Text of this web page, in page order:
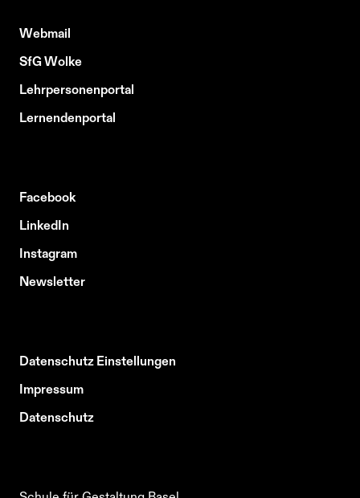
Webmail
SfG Wolke
Lehrpersonenportal
Lernendenportal
Facebook
LinkedIn
Instagram
Newsletter
Datenschutz Einstellungen
Impressum
Datenschutz